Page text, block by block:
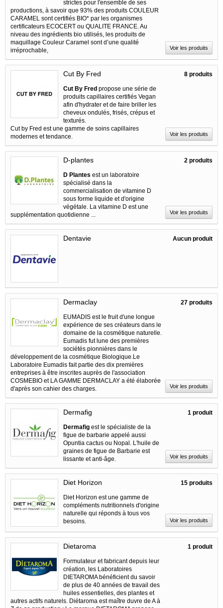
strictes pour l'ensemble de ses
productions, à savoir que 93% des produits COULEUR
CARAMEL sont certifiés BIO* par les organismes
certificateurs ECOCERT ou QUALITE FRANCE. Au
niveau des ingrédients bio utilisés, les produits de
maquillage Couleur Caramel sont d’une qualité
irréprochable,
Voir les produits
Cut By Fred
Cut By Fred propose une série de
produits capillaires certifiés Vegan
afin d'hydrater et de faire briller les
cheveux ondulés, frisés, crépus et
texturés.
Cut by Fred est une gamme de soins capillaires
modernes et tendance.
8 produits
Voir les produits
D-plantes
D Plantes est un laboratoire
spécialisé dans la
commercialisation de vitamine D
sous forme liquide et d'origine
végétale. La vitamine D est une
supplémentation quotidienne ...
2 produits
Voir les produits
Dentavie Aucun produit
Dermaclay
EUMADIS est le fruit d'une longue
expérience de ses créateurs dans le
domaine de la cosmétique naturelle.
Eumadis fut lune des premières
sociétés pionnières dans le
développement de la cosmétique Biologique.Le
Laboratoire Eumadis fait partie des dix premières
entreprises à être inscrites auprès de l'association
COSMEBIO et LA GAMME DERMACLAY a été élaborée
d'après son cahier des charges.
27 produits
Voir les produits
Dermafig
Dermafig est le spécialiste de la
figue de barbarie appelé aussi
Opuntia cactus ou Nopal. L'huile de
graines de figue de Barbarie est
lissante et anti-âge.
1 produit
Voir les produits
Diet Horizon
Diet Horizon est une gamme de
compléments nutritionnels d'origine
naturelle qui réponds à tous vos
besoins.
15 produits
Voir les produits
Dietaroma
Formulateur et fabricant depuis leur
création, les Laboratoires
DIETAROMA bénéficient du savoir
de plus de 40 années de travail des
huiles essentielles, des plantes et
autres actifs naturels. Diétaroma est maître duvre de A à
1 produit